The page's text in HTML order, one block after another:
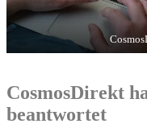
CosmosDirekt
beantwortet